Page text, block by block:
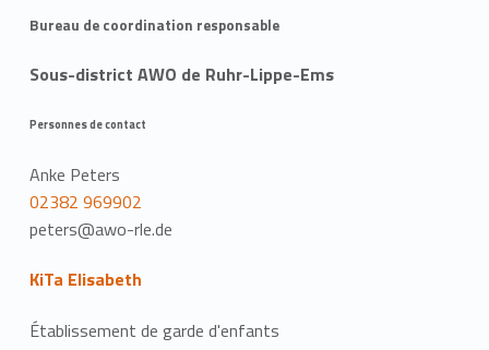
Bureau de coordination responsable
Sous-district AWO de Ruhr-Lippe-Ems
Personnes de contact
Anke Peters
02382 969902
peters@awo-rle.de
KiTa Elisabeth
Établissement de garde d'enfants